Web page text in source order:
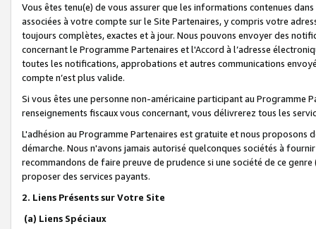
Vous êtes tenu(e) de vous assurer que les informations contenues
associées à votre compte sur le Site Partenaires, y compris votre
toujours complètes, exactes et à jour. Nous pouvons envoyer des
concernant le Programme Partenaires et l'Accord à l’adresse
toutes les notifications, approbations et autres communications
compte n’est plus valide.
Si vous êtes une personne non-américaine participant au
renseignements fiscaux vous concernant, vous délivrerez tous les
L'adhésion au Programme Partenaires est gratuite et nous proposons
démarche. Nous n'avons jamais autorisé quelconques sociétés à
recommandons de faire preuve de prudence si une société de ce
proposer des services payants.
2. Liens Présents sur Votre Site
(a) Liens Spéciaux